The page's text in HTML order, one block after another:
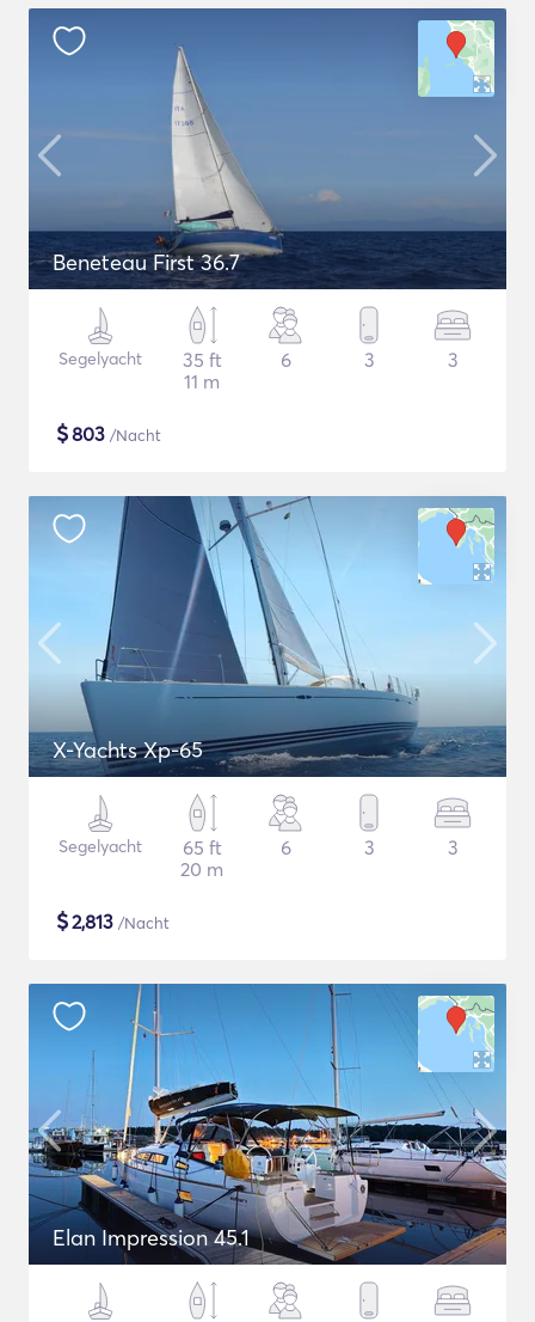
Beneteau First 36.7
Segelyacht
35 ft
11 m
6 3 3
$803 /Nacht
X-Yachts Xp-65
Segelyacht
65 ft
20 m
6 3 3
$2,813 /Nacht
Elan Impression 45.1